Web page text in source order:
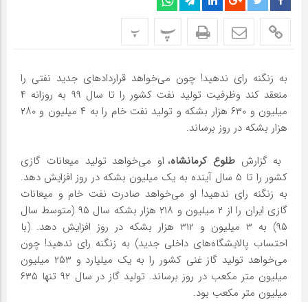
پ پ
به زنگنه رای ندهید! چون می‌خواهد قراردادهای جدید نفتی را
منعقد کند وظرفیت تولید نفت کشور را تا سال ۹۹ به روزانه ۴
میلیون و ۶۳۰ هزار بشکه و تولید نفت خام را به ۴ میلیون و ۲۸۰
هزار بشکه در روز برساند.
به گزارش طلوع کرمانشاه، او می‌خواهد تولید میعانات گازی
کشور را تا ۵ سال آینده به یک میلیون بشکه در روز افزایش دهد.
به زنگنه رای ندهید! او می‌خواهد صادرت نفت خام و میعانات
گازی ایران را از ۲ میلیون و ۲۱۸ هزار بشکه سال ۹۵ (متوسط سال
۹۵) به ۳ میلیون و ۳۱۲ هزار بشکه در روز افزایش دهد. (با
احتساب پالایشگاه‌های داخلی جدید) به زنگنه رای ندهید! چون
می‌خواهد تولید گاز غنی کشور را به یک میلیارد و ۲۵۳ میلیون
میلیون متر مکعب در روز برساند. تولید گاز در سال ۹۲ تنها ۶۳۵
میلیون متر مکعب بود.